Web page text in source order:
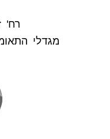
רח'
מגדלי